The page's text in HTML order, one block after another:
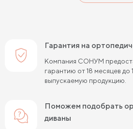
Гарантия на
Компания СОНУМ
гарантию от 18 месяцев до
выпускаемую продукцию.
Поможем подобрать ортопедические
диваны